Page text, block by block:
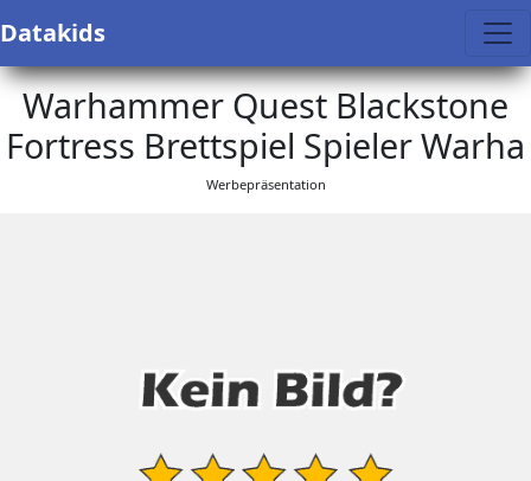
Datakids
Warhammer Quest Blackstone
Fortress Brettspiel Spieler Warha
Werbepräsentation